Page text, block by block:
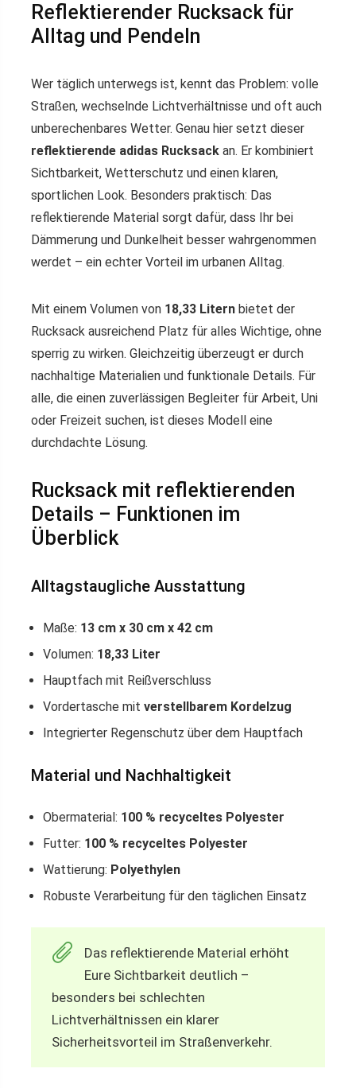
Reflektierender Rucksack für
Alltag und Pendeln
Wer täglich unterwegs ist, kennt das Problem: volle
Straßen, wechselnde Lichtverhältnisse und oft auch
unberechenbares Wetter. Genau hier setzt dieser
reflektierende adidas Rucksack an. Er kombiniert
Sichtbarkeit, Wetterschutz und einen klaren,
sportlichen Look. Besonders praktisch: Das
reflektierende Material sorgt dafür, dass Ihr bei
Dämmerung und Dunkelheit besser wahrgenommen
werdet – ein echter Vorteil im urbanen Alltag.
Mit einem Volumen von 18,33 Litern bietet der
Rucksack ausreichend Platz für alles Wichtige, ohne
sperrig zu wirken. Gleichzeitig überzeugt er durch
nachhaltige Materialien und funktionale Details. Für
alle, die einen zuverlässigen Begleiter für Arbeit, Uni
oder Freizeit suchen, ist dieses Modell eine
durchdachte Lösung.
Rucksack mit reflektierenden
Details – Funktionen im
Überblick
Alltagstaugliche Ausstattung
Maße: 13 cm x 30 cm x 42 cm
Volumen: 18,33 Liter
Hauptfach mit Reißverschluss
Vordertasche mit verstellbarem Kordelzug
Integrierter Regenschutz über dem Hauptfach
Material und Nachhaltigkeit
Obermaterial: 100 % recyceltes Polyester
Futter: 100 % recyceltes Polyester
Wattierung: Polyethylen
Robuste Verarbeitung für den täglichen Einsatz
Das reflektierende Material erhöht
Eure Sichtbarkeit deutlich –
besonders bei schlechten
Lichtverhältnissen ein klarer
Sicherheitsvorteil im Straßenverkehr.